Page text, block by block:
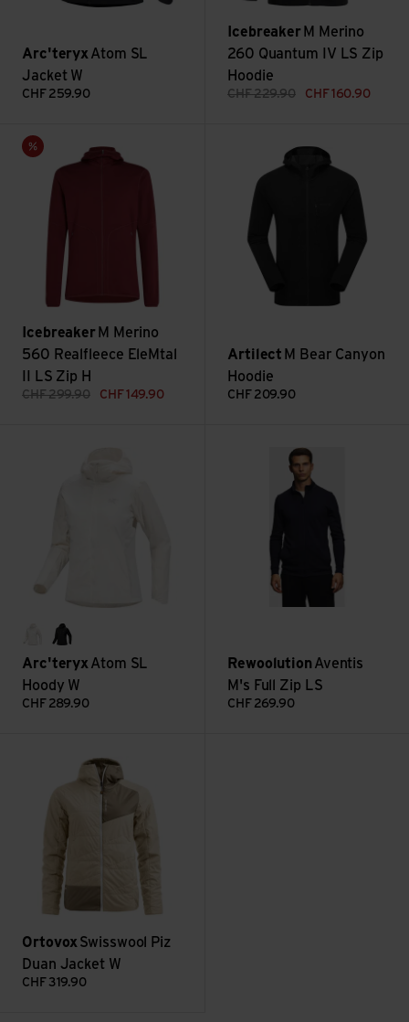
Arc'teryx Atom SL
Jacket W
CHF 259.90
Icebreaker M Merino
260 Quantum IV LS Zip
Hoodie
CHF229.90 CHF 160.90
Sale
Icebreaker M Merino
560 Realfleece EleMtal
II LS Zip H
CHF299.90 CHF 149.90
M Merino 560 Realfleece EleMtal II LS Zip H ansehen
Artilect M Bear Canyon
Hoodie
CHF 209.90
arctic silk
black
Arc'teryx Atom SL
Hoody W
CHF 289.90
Rewoolution Aventis
M's Full Zip LS
CHF 269.90
Ortovox Swisswool Piz
Duan Jacket W
CHF 319.90